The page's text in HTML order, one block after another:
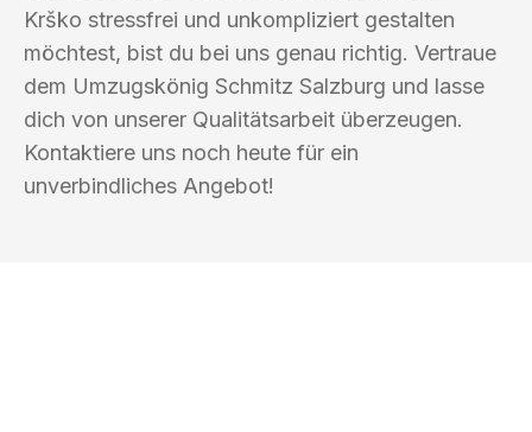
Krško stressfrei und unkompliziert gestalten
möchtest, bist du bei uns genau richtig. Vertraue
dem Umzugskönig Schmitz Salzburg und lasse
dich von unserer Qualitätsarbeit überzeugen.
Kontaktiere uns noch heute für ein
unverbindliches Angebot!